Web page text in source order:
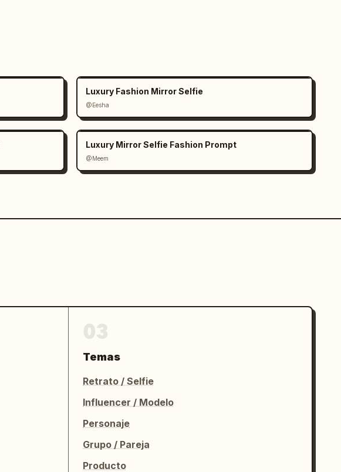
Luxury Fashion Mirror Selfie
@Eesha
Luxury Mirror Selfie Fashion Prompt
@Meem
Temas
Retrato / Selfie
Influencer / Modelo
Personaje
Grupo / Pareja
Producto